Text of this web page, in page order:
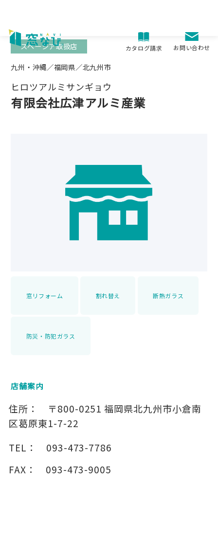
content
カタログ請求 お問い合わせ
九州・沖縄／福岡県／北九州市
ヒロツアルミサンギョウ
有限会社広津アルミ産業
スペーシア取扱店
窓リフォーム 割れ替え 断熱ガラス
防災・防犯ガラス
店舗案内
住所： 〒800-0251 福岡県北九州市小倉南
区葛原東1-7-22
TEL：
093-473-7786
FAX：
093-473-9005